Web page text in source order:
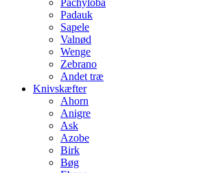
Pachyloba
Padauk
Sapele
Valnød
Wenge
Zebrano
Andet træ
Knivskæfter
Ahorn
Anigre
Ask
Azobe
Birk
Bøg